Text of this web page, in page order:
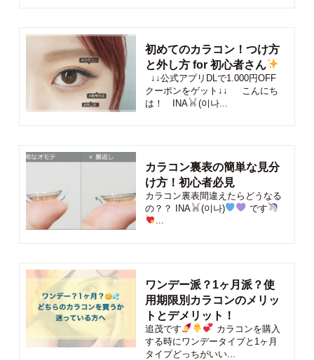
初めてのカラコン！つけ方
と外し方 for 初心者さん
↓↓公式アプリDLで1.000円OFF
クーポンをゲット↓↓ こんにち
は！ INA
(이나...
カラコン裏表の簡単な見分
け方！初心者必見
カラコン裏表間違えたらどうなる
の？？ INA
(이나)
です
ワンデー派？1ヶ月派？使
用期限別カラコンのメリッ
トとデメリット！
追茂です
カラコンを購入
する時にワンデータイプと1ヶ月
タイプどっちがいい...